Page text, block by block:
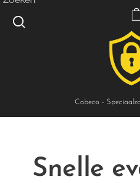
Cobeco -
Snelle